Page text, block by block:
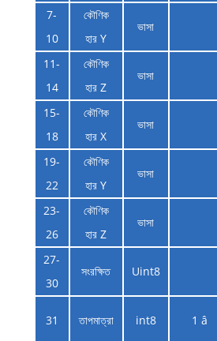
7-
10
কৌণিক
হার Y
ভাসা
11-
14
কৌণিক
হার Z
ভাসা
15-
18
কৌণিক
হার X
ভাসা
19-
22
কৌণিক
হার Y
ভাসা
23-
26
কৌণিক
হার Z
ভাসা
27-
30
সংরক্ষিত Uint8
31 তাপমাত্রা int8 1 â